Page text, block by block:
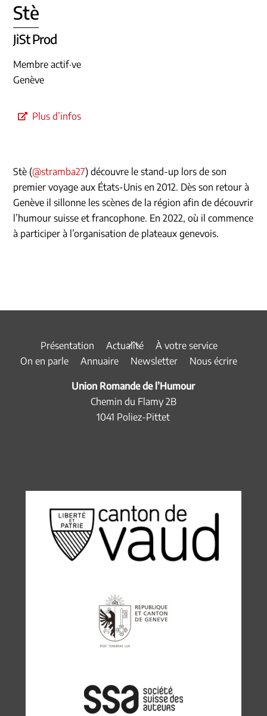
Stè
JiSt Prod
Membre actif·ve
Genève
Plus d’infos
Stè (@stramba27) découvre le stand-up lors de son
premier voyage aux États-Unis en 2012. Dès son retour à
Genève il sillonne les scènes de la région afin de découvrir
l’humour suisse et francophone. En 2022, où il commence
à participer à l’organisation de plateaux genevois.
Back
To
Présentation Actualité
À votre service
On en parle
Annuaire Newsletter Nous écrire
Union Romande de l’Humour
Chemin du Flamy 2B
1041 Poliez-Pittet